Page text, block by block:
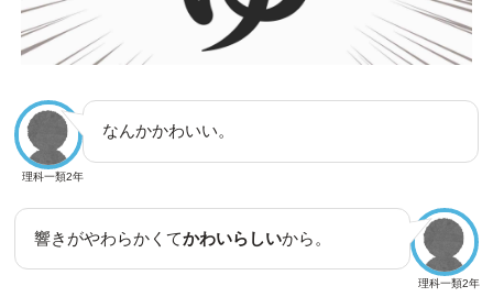
理科一類2年
なんかかわいい。
理科一類2年
響きがやわらかくてかわいらしいから。